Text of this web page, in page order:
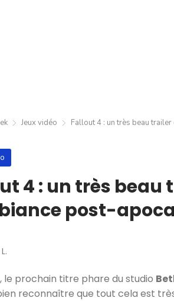
Jeux vidéo Fallout 4 : un très beau
4 : un très
post-
, le prochain titre phare du studio
reconnaître que tout cela est